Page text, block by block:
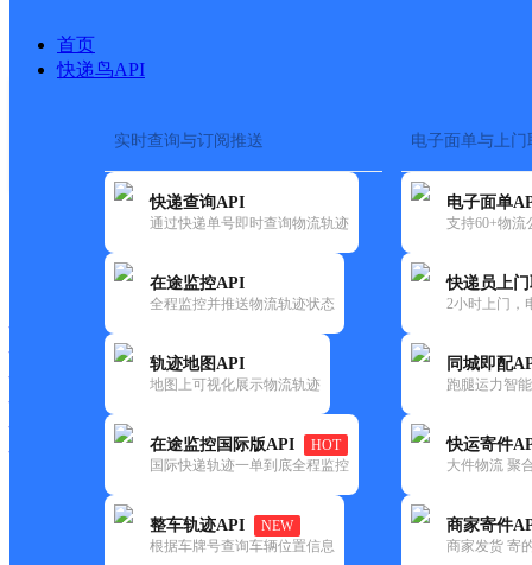
首页
快递鸟API
实时查询与订阅推送
快递查询API
通过快递单号即时查询物流轨迹
在途监控API
全程监控并推送物流轨迹状态
轨迹地图API
地图上可视化展示物流轨迹
在途监控国际版API
HOT
国际快递轨迹一单到底全程监控
整车轨迹API
NEW
根据车牌号查询车辆位置信息
电子面单与上门
电子面单
支持60+物流
快递员上
2小时上门，
同城即配
跑腿运力智
快运寄件
大件物流 聚
商家寄件
商家发货 寄
快递大全 > 快递网点
快递大全 快运大全